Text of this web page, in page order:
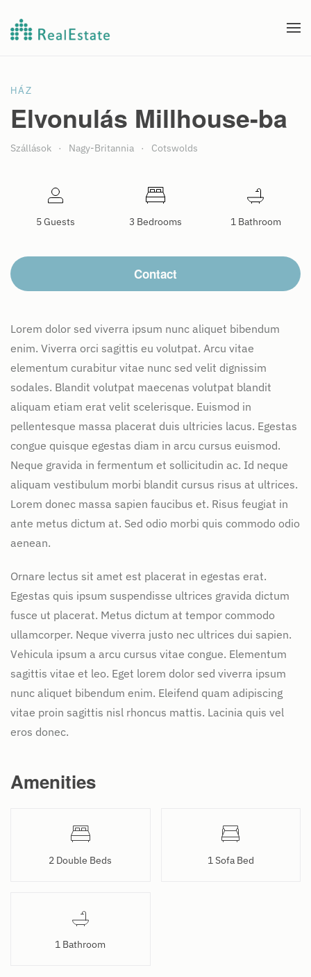
Fő tartalom átugrása
HÁZ
Elvonulás Millhouse-ba
Szállások Nagy-Britannia Cotswolds
5 Guests 3 Bedrooms 1 Bathroom
Contact
Lorem dolor sed viverra ipsum nunc aliquet bibendum
enim. Viverra orci sagittis eu volutpat. Arcu vitae
elementum curabitur vitae nunc sed velit dignissim
sodales. Blandit volutpat maecenas volutpat blandit
aliquam etiam erat velit scelerisque. Euismod in
pellentesque massa placerat duis ultricies lacus. Egestas
congue quisque egestas diam in arcu cursus euismod.
Neque gravida in fermentum et sollicitudin ac. Id neque
aliquam vestibulum morbi blandit cursus risus at ultrices.
Lorem donec massa sapien faucibus et. Risus feugiat in
ante metus dictum at. Sed odio morbi quis commodo odio
aenean.
Ornare lectus sit amet est placerat in egestas erat.
Egestas quis ipsum suspendisse ultrices gravida dictum
fusce ut placerat. Metus dictum at tempor commodo
ullamcorper. Neque viverra justo nec ultrices dui sapien.
Vehicula ipsum a arcu cursus vitae congue. Elementum
sagittis vitae et leo. Eget lorem dolor sed viverra ipsum
nunc aliquet bibendum enim. Eleifend quam adipiscing
vitae proin sagittis nisl rhoncus mattis. Lacinia quis vel
eros donec.
Amenities
2 Double Beds 1 Sofa Bed
1 Bathroom